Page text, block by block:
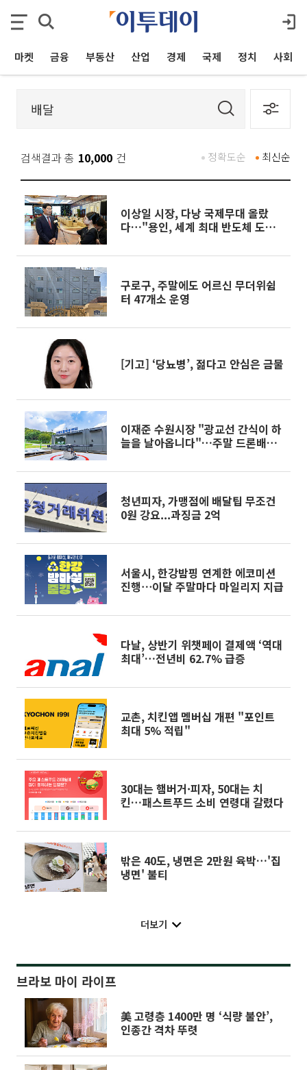
마켓 금융 부동산 산업 경제 국제 정치 사회
검색결과 총 10,000 건 최신순
정확도순
이상일 시장, 다낭 국제무대 올랐
다…"용인, 세계 최대 반도체 도시
구로구, 주말에도 어르신 무더위쉼
터 47개소 운영
[기고] ‘당뇨병’, 젊다고 안심은 금물
이재준 수원시장 "광교선 간식이 하
늘을 날아옵니다"…주말 드론배송
청년피자, 가맹점에 배달팁 무조건
0원 강요...과징금 2억
서울시, 한강밤핑 연계한 에코미션
진행⋯이달 주말마다 마일리지 지급
다날, 상반기 위챗페이 결제액 ‘역대
최대’…전년비 62.7% 급증
교촌, 치킨앱 멤버십 개편 "포인트
최대 5% 적립"
30대는 햄버거·피자, 50대는 치
킨…패스트푸드 소비 연령대 갈렸다
밖은 40도, 냉면은 2만원 육박…'집
냉면' 불티
더보기
브라보 마이 라이프
美 고령층 1400만 명 ‘식량 불안’,
인종간 격차 뚜렷